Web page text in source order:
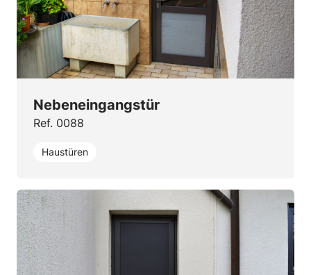
Nebeneingangstür
Ref. 0088
Haustüren